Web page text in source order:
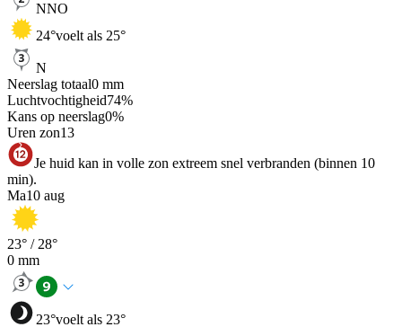
NNO
24°voelt als 25°
N
Neerslag totaal0 mm
Luchtvochtigheid74%
Kans op neerslag0%
Uren zon13
Je huid kan in volle zon extreem snel verbranden (binnen 10
min).
Ma10 aug
23° / 28°
0 mm
23°voelt als 23°